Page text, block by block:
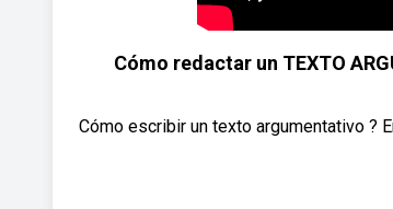
Cómo redactar un TEXTO
Cómo escribir un texto argumentativo ?